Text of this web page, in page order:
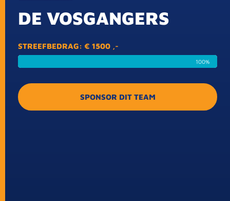
DE VOSGANGERS
STREEFBEDRAG: € 1500 ,-
100%
SPONSOR DIT TEAM